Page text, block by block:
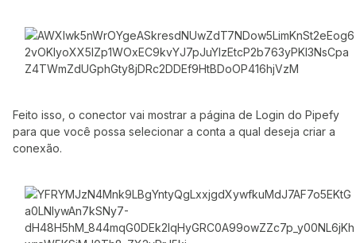
Feito isso, o conector vai mostrar a página de Login do Pipefy
para que você possa selecionar a conta a qual deseja criar a
conexão.